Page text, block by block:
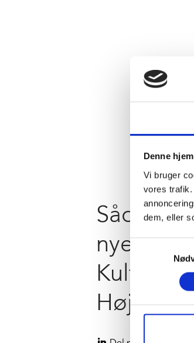
Denne
Vi bruger
vores trafik.
dem, eller
Samtykkevalg
Sådan
nye
Kulturhus
Høje-